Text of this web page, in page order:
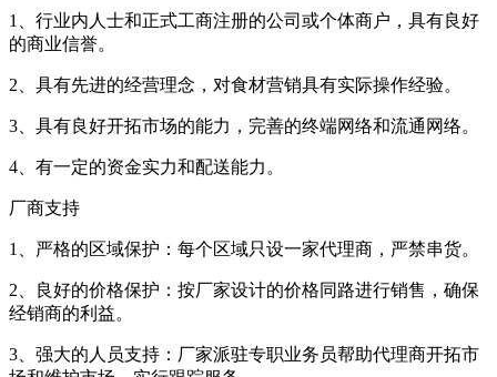
1、行业内人士和正式工商注册的公司或个体商户，具有良好
的商业信誉。
2、具有先进的经营理念，对食材营销具有实际操作经验。
3、具有良好开拓市场的能力，完善的终端网络和流通网络。
4、有一定的资金实力和配送能力。
厂商支持
1、严格的区域保护：每个区域只设一家代理商，严禁串货。
2、良好的价格保护：按厂家设计的价格同路进行销售，确保
经销商的利益。
3、强大的人员支持：厂家派驻专职业务员帮助代理商开拓市